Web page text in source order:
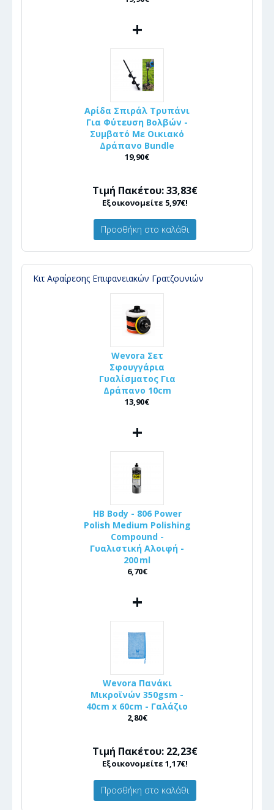
+
Αρίδα Σπιράλ Τρυπάνι
Για Φύτευση Βολβών -
Συμβατό Με Οικιακό
Δράπανο Bundle
19,90€
Τιμή Πακέτου: 33,83€
Εξοικονομείτε 5,97€!
Προσθήκη στο καλάθι
Κιτ Αφαίρεσης Επιφανειακών Γρατζουνιών
Wevora Σετ
Σφουγγάρια
Γυαλίσματος Για
Δράπανο 10cm
13,90€
+
HB Body - 806 Power
Polish Medium Polishing
Compound -
Γυαλιστική Αλοιφή -
200 ml
6,70€
+
Wevora Πανάκι
Μικροϊνών 350gsm -
40cm x 60cm - Γαλάζιο
2,80€
Τιμή Πακέτου: 22,23€
Εξοικονομείτε 1,17€!
Προσθήκη στο καλάθι